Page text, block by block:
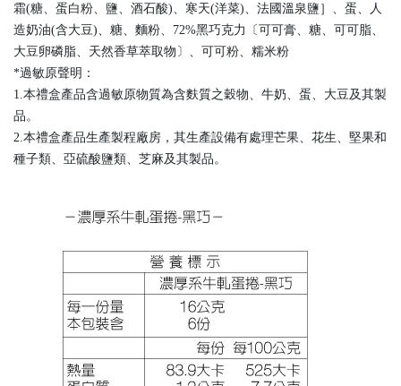
霜(糖、蛋白粉、鹽、酒石酸)、寒天(洋菜)、法國溫泉鹽］、蛋、人
造奶油(含大豆)、糖、麵粉、72%黑巧克力〔可可膏、糖、可可脂、
大豆卵磷脂、天然香草萃取物〕、可可粉、糯米粉
*過敏原聲明：
1.本禮盒產品含過敏原物質為含麩質之穀物、牛奶、蛋、大豆及其製
品。
2.本禮盒產品生產製程廠房，其生產設備有處理芒果、花生、堅果和
種子類、亞硫酸鹽類、芝麻及其製品。